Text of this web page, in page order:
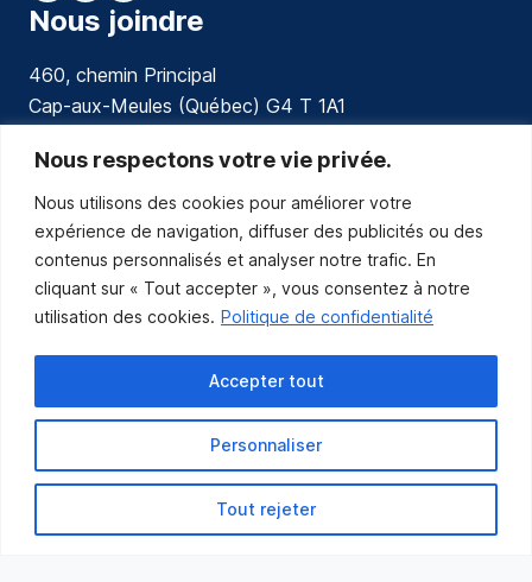
Nous respectons votre vie privée.
Nous utilisons des cookies pour améliorer votre
expérience de navigation, diffuser des publicités ou des
contenus personnalisés et analyser notre trafic. En
cliquant sur « Tout accepter », vous consentez à notre
utilisation des cookies. Politique de confidentialité
Personnaliser
Tout rejeter
Accepter tout
Nous joindre
460, chemin Principal
Cap-aux-Meules (Québec) G4 T 1A1
communications@muniles.ca
418 986-3100
Composez le 1 en tout temps pour toutes urgences.
Abonnez-vous
Abonnez-vous pour recevoir les nouvelles
de la Municipalité par courriel.